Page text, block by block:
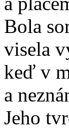
Bola
visela
keď v
a
Jeho